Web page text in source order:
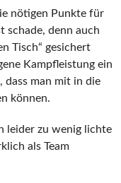
nötigen Punkte für
schade, denn auch
Tisch“ gesichert
Kampfleistung ein
dass man mit in die
können.
leider zu wenig lichte
als Team